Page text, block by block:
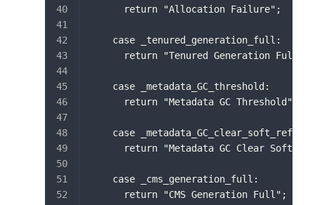
      return "Allocation Failure";
    case _tenured_generation_full:
      return "Tenured Generation Full";
    case _metadata_GC_threshold:
      return "Metadata GC Threshold";
    case _metadata_GC_clear_soft_refs:
return "Metadata GC Clear Soft
    case _cms_generation_full:
      return "CMS Generation Full";